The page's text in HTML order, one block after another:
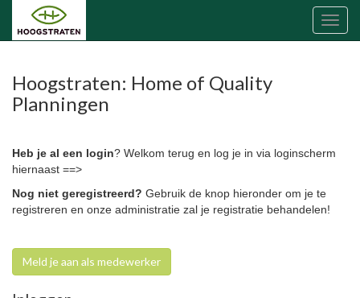
Hoogstraten: Home of Quality
Planningen
Heb je al een login? Welkom terug en log je in via loginscherm
hiernaast ==>
Nog niet geregistreerd? Gebruik de knop hieronder om je te
registreren en onze administratie zal je registratie behandelen!
Meld je aan als medewerker